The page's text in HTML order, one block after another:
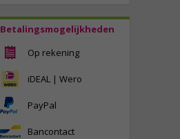
Betalingsmogelijkheden
Op rekening
iDEAL | Wero
PayPal
Bancontact